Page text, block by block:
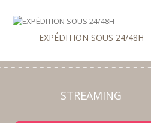
EXPÉDITION SOUS 24/48H
STREAMING